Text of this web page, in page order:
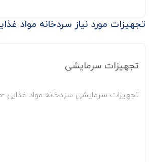
تجهیزات مورد نیاز سردخانه مواد
تجهیزات سرمایشی
تجهیزات سرمایشی سردخانه مواد غذایی -